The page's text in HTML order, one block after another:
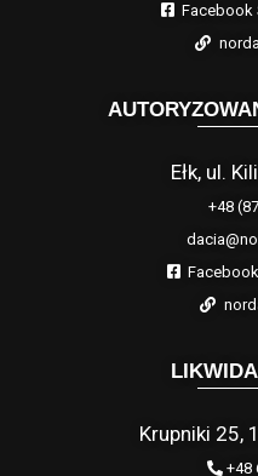
Facebook
Ełk, ul.
+48
Krupniki 25,
+48